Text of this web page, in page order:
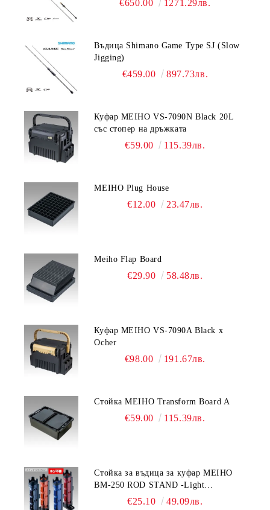
€650.00 1271.29лв.
Въдица Shimano Game Type SJ (Slow
Jigging)
€459.00 897.73лв.
Куфар MEIHO VS-7090N Black 20L
със стопер на дръжката
€59.00 115.39лв.
MEIHO Plug House
€12.00 23.47лв.
Meiho Flap Board
€29.90 58.48лв.
Куфар MEIHO VS-7090A Black x
Ocher
€98.00 191.67лв.
Стойка MEIHO Transform Board A
€59.00 115.39лв.
Стойка за въдица за куфар MEIHO
BM-250 ROD STAND -Light
Blue/Black color
€25.10 49.09лв.